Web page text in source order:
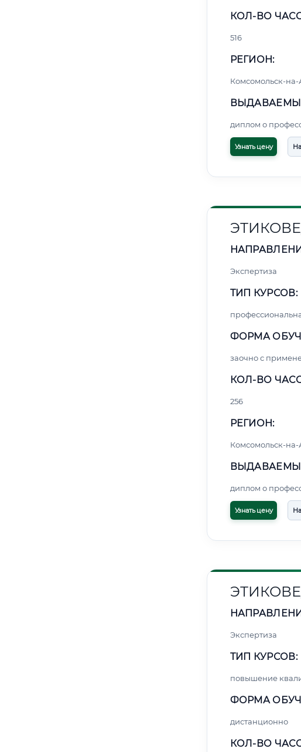
КОЛ-ВО
516
РЕГИОН:
Комсомольск-
диплом о
Узнать цену
Экспертиза
ТИП КУРСОВ:
ФОРМА
заочно с
КОЛ-ВО
256
РЕГИОН:
Комсомольск-
диплом о
Узнать цену
Экспертиза
ТИП КУРСОВ:
повышение
ФОРМА
дистанционно
КОЛ-ВО